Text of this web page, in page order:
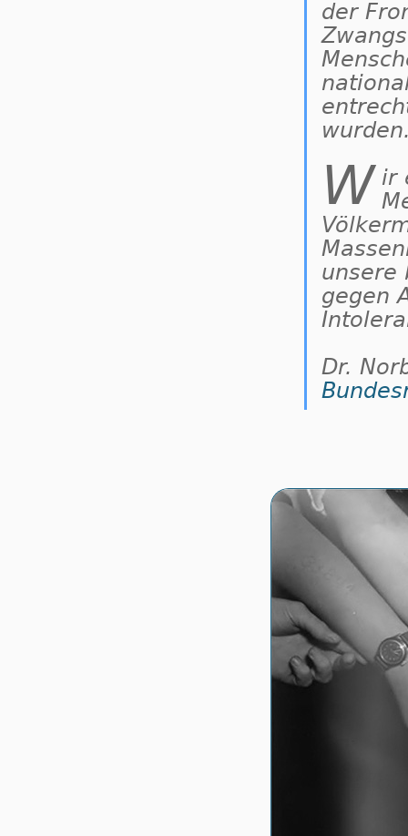
der
W ir
unsere
gegen
Dr.